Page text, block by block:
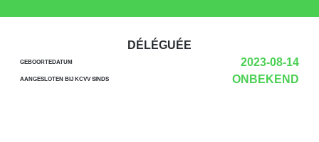
GEBOORTEDATUM 2023-08-14
DÉLÉGUÉE
AANGESLOTEN BIJ KCVV SINDS ONBEKEND